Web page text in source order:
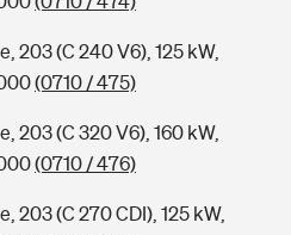
203 (C 240 V6), 125 kW,
(0710 / 475)
203 (C 320 V6), 160 kW,
(0710 / 476)
203 (C 270 CDI), 125 kW,